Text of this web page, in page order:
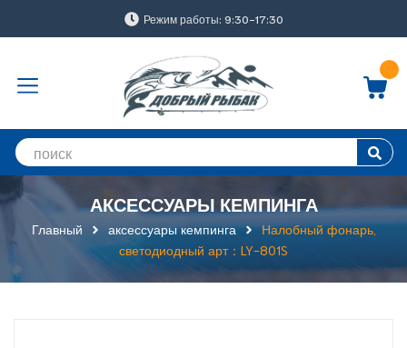
Режим работы: 9:30-17:30
АКСЕССУАРЫ КЕМПИНГА
Главный аксессуары кемпинга
Налобный фонарь,
светодиодный арт：LY-801S